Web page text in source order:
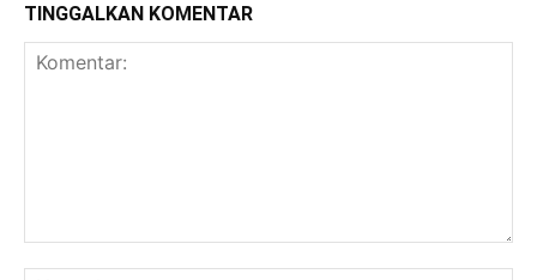
TINGGALKAN KOMENTAR